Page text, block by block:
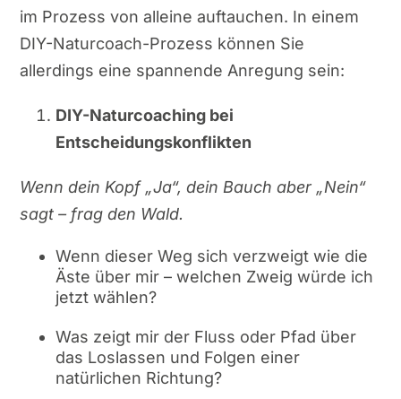
im Prozess von alleine auftauchen. In einem
DIY-Naturcoach-Prozess können Sie
allerdings eine spannende Anregung sein:
DIY-Naturcoaching bei
Entscheidungskonflikten
Wenn dein Kopf „Ja“, dein Bauch aber „Nein“
sagt – frag den Wald.
Wenn dieser Weg sich verzweigt wie die
Äste über mir – welchen Zweig würde ich
jetzt wählen?
Was zeigt mir der Fluss oder Pfad über
das Loslassen und Folgen einer
natürlichen Richtung?